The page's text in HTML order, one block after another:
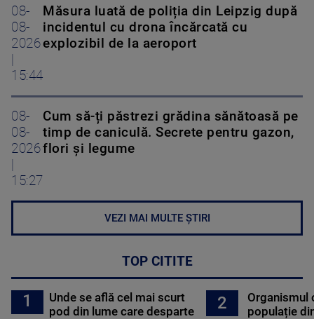
08-
08-
2026
|
15:44
Măsura luată de poliția din Leipzig după
incidentul cu drona încărcată cu
explozibil de la aeroport
08-
08-
2026
|
15:27
Cum să-ți păstrezi grădina sănătoasă pe
timp de caniculă. Secrete pentru gazon,
flori și legume
VEZI MAI MULTE ȘTIRI
TOP CITITE
1
Unde se află cel mai scurt
pod din lume care desparte
2
Organismul
populație